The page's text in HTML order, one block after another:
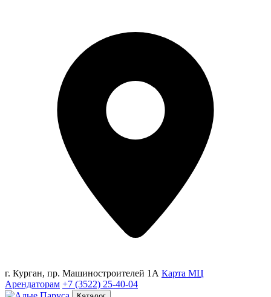
г. Курган, пр. Машиностроителей 1А Карта МЦ
Арендаторам +7 (3522) 25-40-04